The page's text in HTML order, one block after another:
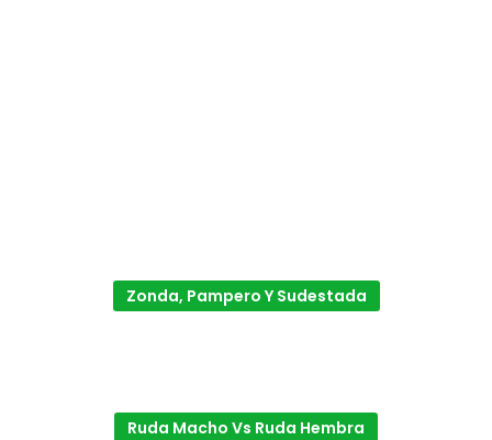
Zonda, Pampero Y Sudestada
Ruda Macho Vs Ruda Hembra